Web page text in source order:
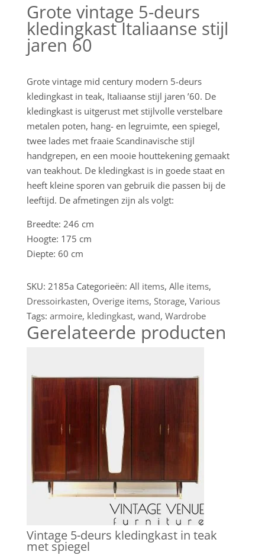
Grote vintage 5-deurs
kledingkast Italiaanse stijl
jaren 60
Grote vintage mid century modern 5-deurs
kledingkast in teak, Italiaanse stijl jaren ’60. De
kledingkast is uitgerust met stijlvolle verstelbare
metalen poten, hang- en legruimte, een spiegel,
twee lades met fraaie Scandinavische stijl
handgrepen, en een mooie houttekening gemaakt
van teakhout. De kledingkast is in goede staat en
heeft kleine sporen van gebruik die passen bij de
leeftijd. De afmetingen zijn als volgt:
Breedte: 246 cm
Hoogte: 175 cm
Diepte: 60 cm
SKU: 2185a Categorieën: All items, Alle items,
Dressoirkasten, Overige items, Storage, Various
Tags: armoire, kledingkast, wand, Wardrobe
Gerelateerde producten
Vintage 5-deurs kledingkast in teak
met spiegel